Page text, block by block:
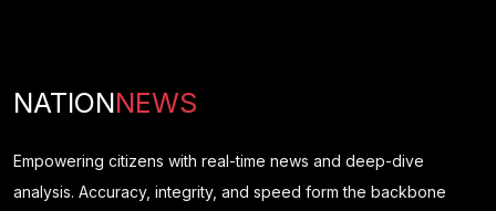
NATIONNEWS
Empowering citizens with real-time news and deep-dive
analysis. Accuracy, integrity, and speed form the backbone